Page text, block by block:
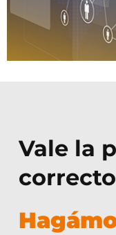
Vale la
correcto